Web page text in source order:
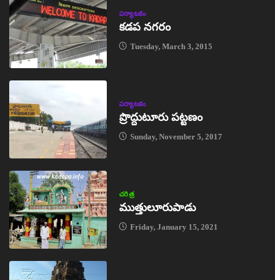
పర్యాటకం
కడప నగరం
Tuesday, March 3, 2015
పర్యాటకం
ప్రొద్దుటూరు పట్టణం
Sunday, November 5, 2017
చరిత్ర
ముత్తులూరుపాడు
Friday, January 15, 2021